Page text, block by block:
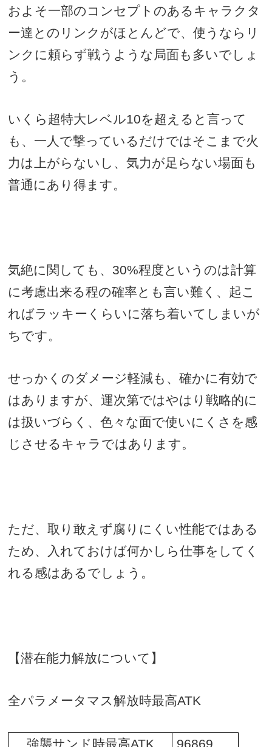
およそ一部のコンセプトのあるキャラクタ
ー達とのリンクがほとんどで、使うならリ
ンクに頼らず戦うような局面も多いでしょ
う。
いくら超特大レベル10を超えると言って
も、一人で撃っているだけではそこまで火
力は上がらないし、気力が足らない場面も
普通にあり得ます。
気絶に関しても、 30%程度というのは計算
に考慮出来る程の確率とも言い難く、起こ
ればラッキーくらいに落ち着いてしまいが
ちです。
せっかくのダメージ軽減も、確かに有効で
はありますが、運次第ではやはり戦略的に
は扱いづらく、色々な面で使いにくさを感
じさせるキャラではあります。
ただ、取り敢えず腐りにくい性能ではある
ため、入れておけば何かしら仕事をしてく
れる感はあるでしょう。
【潜在能力解放について】
全パラメータマス解放時最高ATK